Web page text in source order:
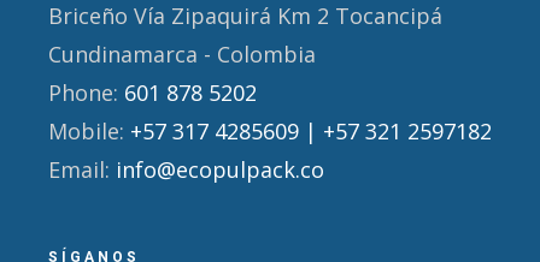
Briceño Vía Zipaquirá Km 2 Tocancipá
Cundinamarca - Colombia
Phone: 601 878 5202
Mobile: +57 317 4285609 | +57 321 2597182
Email: info@ecopulpack.co